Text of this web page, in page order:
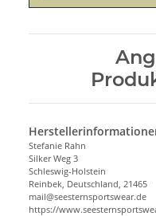
Stefanie Rahn
Silker Weg 3
Schleswig-Holstein
Reinbek, Deutschland, 21465
mail@seesternsportswear.de
https://